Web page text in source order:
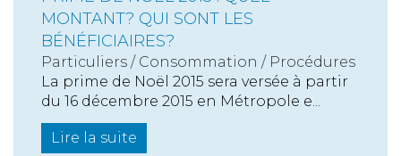
MONTANT? QUI SONT LES
BÉNÉFICIAIRES?
Particuliers / Consommation / Procédures
La prime de Noël 2015 sera versée à partir
du 16 décembre 2015 en Métropole e...
Lire la suite